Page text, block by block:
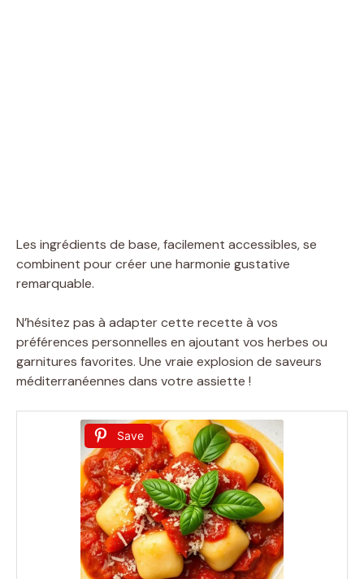
Les ingrédients de base, facilement accessibles, se
combinent pour créer une harmonie gustative
remarquable.
N’hésitez pas à adapter cette recette à vos
préférences personnelles en ajoutant vos herbes ou
garnitures favorites. Une vraie explosion de saveurs
méditerranéennes dans votre assiette !
Save